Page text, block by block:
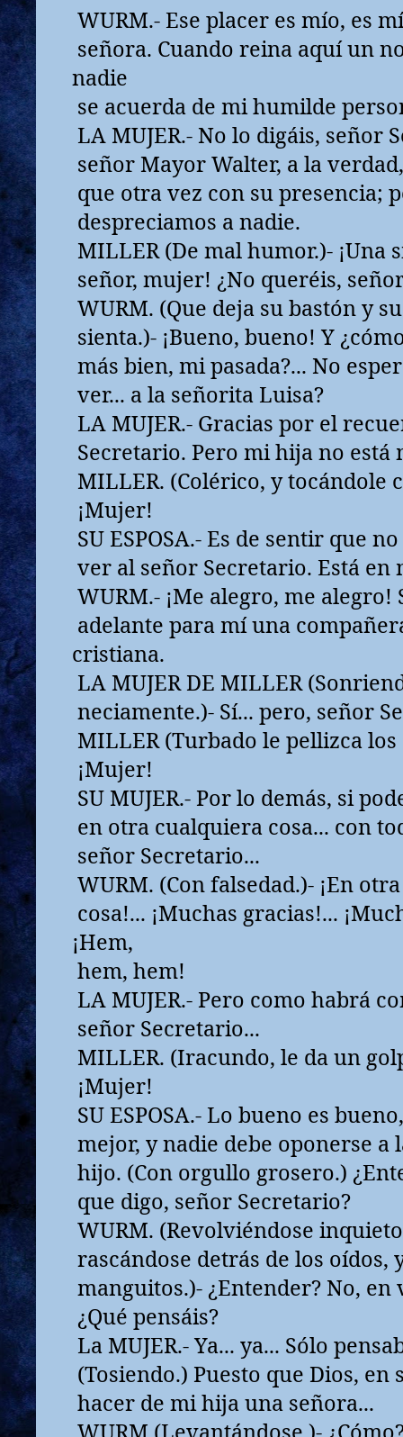
WURM.- Ese placer es mío, es
señora. Cuando reina aquí un
nadie
se acuerda de mi humilde
LA MUJER.- No lo digáis, señor
señor Mayor Walter, a la
que otra vez con su presencia;
despreciamos a nadie.
MILLER (De mal humor.)- ¡Una
señor, mujer! ¿No queréis,
WURM. (Que deja su bastón y
sienta.)- ¡Bueno, bueno! Y
más bien, mi pasada?... No
ver... a la señorita Luisa?
LA MUJER.- Gracias por el
Secretario. Pero mi hija no está
MILLER. (Colérico, y tocándole
¡Mujer!
SU ESPOSA.- Es de sentir que
ver al señor Secretario. Está en
WURM.- ¡Me alegro, me alegro!
adelante para mí una
cristiana.
LA MUJER DE MILLER
neciamente.)- Sí... pero, señor
MILLER (Turbado le pellizca los
¡Mujer!
SU MUJER.- Por lo demás, si
en otra cualquiera cosa... con
señor Secretario...
WURM. (Con falsedad.)- ¡En
cosa!... ¡Muchas gracias!...
¡Hem,
hem, hem!
LA MUJER.- Pero como habrá
señor Secretario...
MILLER. (Iracundo, le da un
¡Mujer!
SU ESPOSA.- Lo bueno es
mejor, y nadie debe oponerse a
hijo. (Con orgullo grosero.)
que digo, señor Secretario?
WURM. (Revolviéndose
rascándose detrás de los oídos,
manguitos.)- ¿Entender? No, en
¿Qué pensáis?
La MUJER.- Ya... ya... Sólo
(Tosiendo.) Puesto que Dios, en
hacer de mi hija una señora...